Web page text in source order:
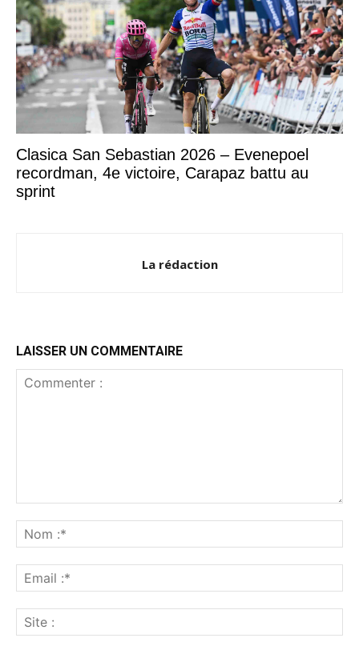
Clasica San Sebastian 2026 – Evenepoel
recordman, 4e victoire, Carapaz battu au
sprint
La rédaction
LAISSER UN COMMENTAIRE